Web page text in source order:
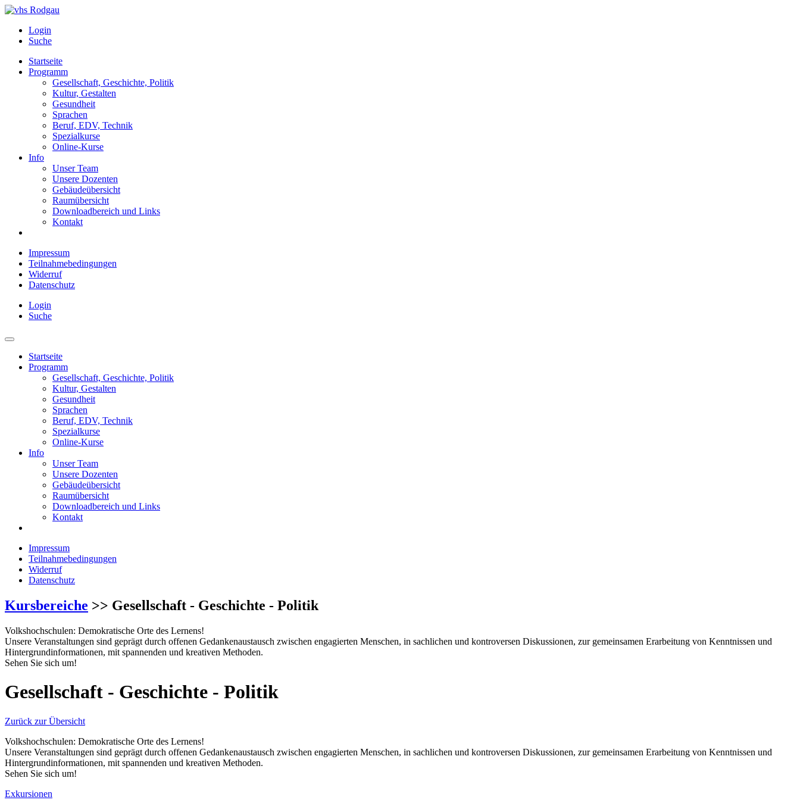
Login
Suche
Startseite
Programm
Gesellschaft, Geschichte, Politik
Kultur, Gestalten
Gesundheit
Sprachen
Beruf, EDV, Technik
Spezialkurse
Online-Kurse
Info
Unser Team
Unsere Dozenten
Gebäudeübersicht
Raumübersicht
Downloadbereich und Links
Kontakt
Impressum
Teilnahmebedingungen
Widerruf
Datenschutz
Login
Suche
Startseite
Programm
Gesellschaft, Geschichte, Politik
Kultur, Gestalten
Gesundheit
Sprachen
Beruf, EDV, Technik
Spezialkurse
Online-Kurse
Info
Unser Team
Unsere Dozenten
Gebäudeübersicht
Raumübersicht
Downloadbereich und Links
Kontakt
Impressum
Teilnahmebedingungen
Widerruf
Datenschutz
Kursbereiche >> Gesellschaft - Geschichte - Politik
Volkshochschulen: Demokratische Orte des Lernens!
Unsere Veranstaltungen sind geprägt durch offenen Gedankenaustausch zwischen engagierten Menschen, in sachlichen und kontroversen Diskussionen, zur gemeinsamen Erarbeitung von Kenntnissen und
Hintergrundinformationen, mit spannenden und kreativen Methoden.
Sehen Sie sich um!
Gesellschaft - Geschichte - Politik
Zurück zur Übersicht
Volkshochschulen: Demokratische Orte des Lernens!
Unsere Veranstaltungen sind geprägt durch offenen Gedankenaustausch zwischen engagierten Menschen, in sachlichen und kontroversen Diskussionen, zur gemeinsamen Erarbeitung von Kenntnissen und
Hintergrundinformationen, mit spannenden und kreativen Methoden.
Sehen Sie sich um!
Exkursionen